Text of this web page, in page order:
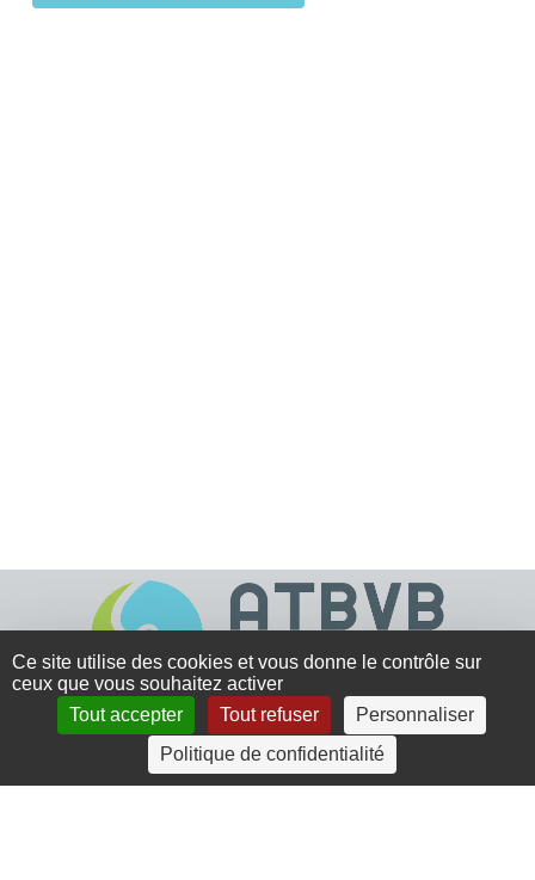
4 rue Crec’h-Ugen
22810 Belle Isle en Terre
Ce site utilise des cookies et vous donne le contrôle sur
ceux que vous souhaitez activer
Tout accepter
Tout refuser
Personnaliser
Politique de confidentialité